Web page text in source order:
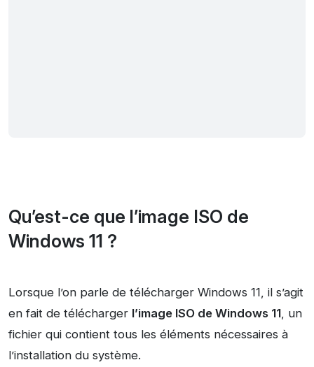
Qu’est-ce que l’image ISO de
Windows 11 ?
Lorsque l’on parle de télécharger Windows 11, il s’agit
en fait de télécharger l’image ISO de Windows 11, un
fichier qui contient tous les éléments nécessaires à
l’installation du système.